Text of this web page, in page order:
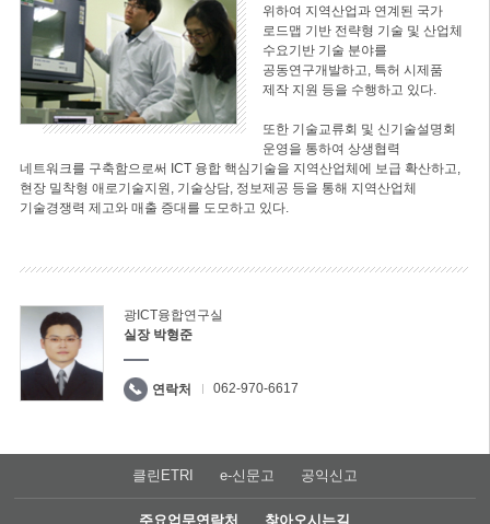
위하여 지역산업과 연계된 국가
로드맵 기반 전략형 기술 및 산업체
수요기반 기술 분야를
공동연구개발하고, 특허 시제품
제작 지원 등을 수행하고 있다.
또한 기술교류회 및 신기술설명회
운영을 통하여 상생협력
네트워크를 구축함으로써 ICT 융합 핵심기술을 지역산업체에 보급 확산하고,
현장 밀착형 애로기술지원, 기술상담, 정보제공 등을 통해 지역산업체
기술경쟁력 제고와 매출 증대를 도모하고 있다.
광ICT융합연구실
실장 박형준
연락처 062-970-6617
클린ETRI e-신문고 공익신고
주요업무연락처 찾아오시는길